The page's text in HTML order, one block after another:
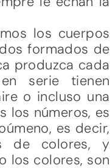
los cuerpos
formados de
produzca cada
serie tienen
o incluso una
los números, es
es decir,
de colores, y
los colores, son